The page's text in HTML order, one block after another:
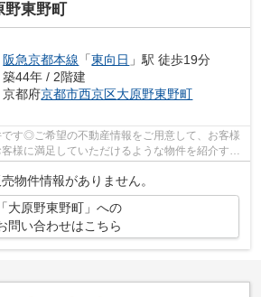
東野町
阪急京都本線 「東向日 」駅 徒歩19分
築44年 / 2階建
京都府京都市西京区大原野東野町
す◎ご希望の不動産情報をご用意して、お客様
様に満足していただけるような物件を紹介する
物件情報がありません。
「大原野東野町」への
問い合わせはこちら